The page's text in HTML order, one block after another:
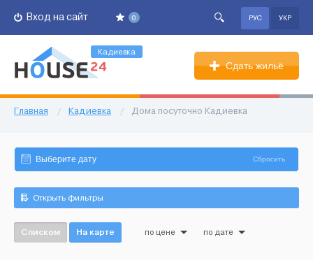
0
Вход на сайт РУС УКР
Кадиевка
Сдать жильё
Главная / Кадиевка / Дома посуточно Кадиевка
Сбросить
Открыть фильтры
Списком На карте по цене по дате